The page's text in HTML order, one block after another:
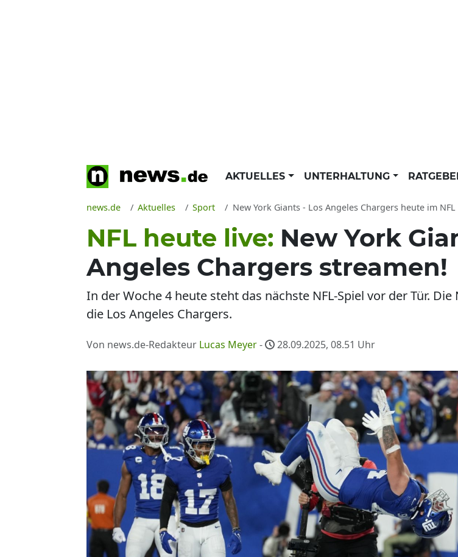
AKTUELLES UNTERHALTUNG
news.de Aktuelles Sport New York Giants - Los Angeles Chargers heute im NFL Live Stream auf
NFL heute live: New York
Angeles Chargers streamen!
In der Woche 4 heute steht das nächste NFL-Spiel vor der Tür.
die Los Angeles Chargers.
Von news.de-Redakteur Lucas Meyer- 28.09.2025, 08.51 Uhr